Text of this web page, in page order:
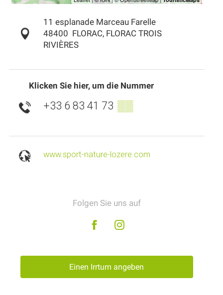
11 esplanade Marceau Farelle
48400 FLORAC, FLORAC TROIS
RIVIÈRES
Klicken Sie hier, um die Nummer
+33 6 83 41 73 ▒▒
www.sport-nature-lozere.com
Folgen Sie uns auf
Einen Irrtum angeben